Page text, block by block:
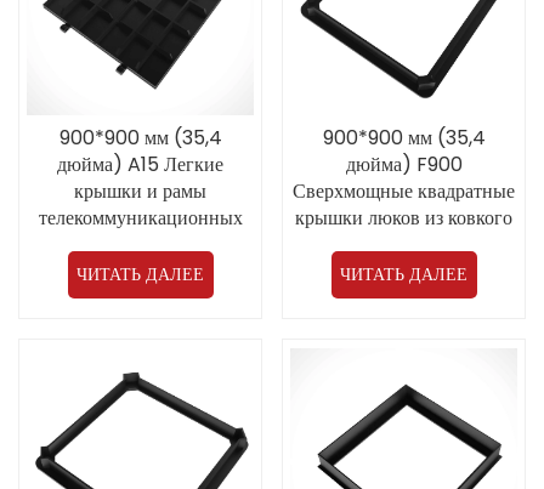
900*900 мм (35,4
дюйма) A15 Легкие
крышки и рамы
телекоммуникационных
люков с двойным
открытием из ковкого
чугуна
ЧИТАТЬ ДАЛЕЕ
900*900 мм (35,4
дюйма) F900
Сверхмощные квадратные
крышки люков из ковкого
чугуна применяются в
аэропорту
ЧИТАТЬ ДАЛЕЕ